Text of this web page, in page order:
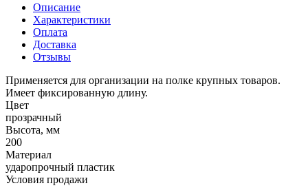
Описание
Характеристики
Оплата
Доставка
Отзывы
Применяется для организации на полке крупных товаров.
Имеет фиксированную длину.
Цвет
прозрачный
Высота, мм
200
Материал
ударопрочный пластик
Условия продажи